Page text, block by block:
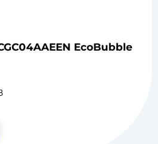
EcoBubble